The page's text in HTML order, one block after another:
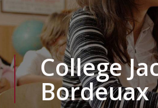
College
Bordeuax